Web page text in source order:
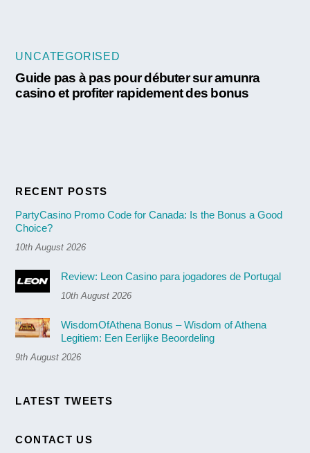
UNCATEGORISED
Guide pas à pas pour débuter sur amunra
casino et profiter rapidement des bonus
RECENT POSTS
PartyCasino Promo Code for Canada: Is the Bonus a Good
Choice?
10th August 2026
Review: Leon Casino para jogadores de Portugal
10th August 2026
WisdomOfAthena Bonus ‒ Wisdom of Athena
Legitiem: Een Eerlijke Beoordeling
9th August 2026
LATEST TWEETS
CONTACT US